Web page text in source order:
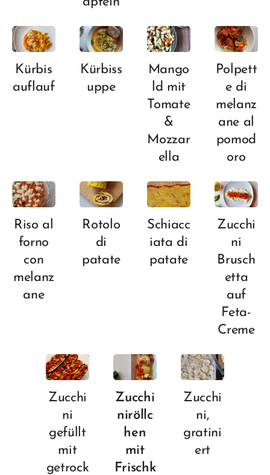
Kürbis
auflauf
Kürbiss
uppe
Mango
ld mit
Tomate
&
Mozzar
ella
Polpett
e di
melanz
ane al
pomod
oro
Riso al
forno
con
melanz
ane
Rotolo
di
patate
Schiacc
iata di
patate
Zucchi
ni
Brusch
etta
auf
Feta-
Creme
Zucchi
ni
gefüllt
mit
getrock
Zucchi
niröllc
hen
mit
Frischk
Zucchi
ni,
gratini
ert